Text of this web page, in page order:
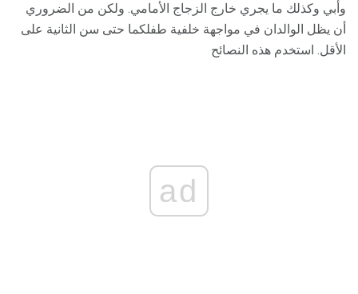
وأبي وكذلك ما يجري خارج الزجاج الأمامي. ولكن من الضروري
أن يظل الوالدان في مواجهة خلفية طفلكما حتى سن الثانية على
الأقل. استخدم هذه النصائح
ad